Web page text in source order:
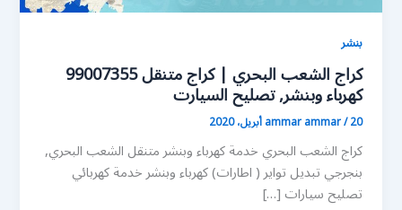
بنشر
كراج الشعب البحري | كراج متنقل 99007355
كهرباء وبنشر, تصليح السيارت
ammar ammar/20 أبريل، 2020
كراج الشعب البحري خدمة كهرباء وبنشر متنقل الشعب البحري,
بنجرجي تبديل تواير ( اطارات) كهرباء وبنشر خدمة كهربائي
تصليح سيارات […]